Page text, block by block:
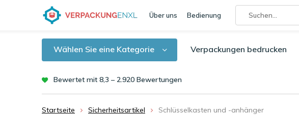
Über uns Bedienung
Wählen Sie eine Kategorie Verpackungen bedrucken
Bewertet mit 8,3 – 2.920 Bewertungen
Startseite Sicherheitsartikel Schlüsselkasten und -anhänger